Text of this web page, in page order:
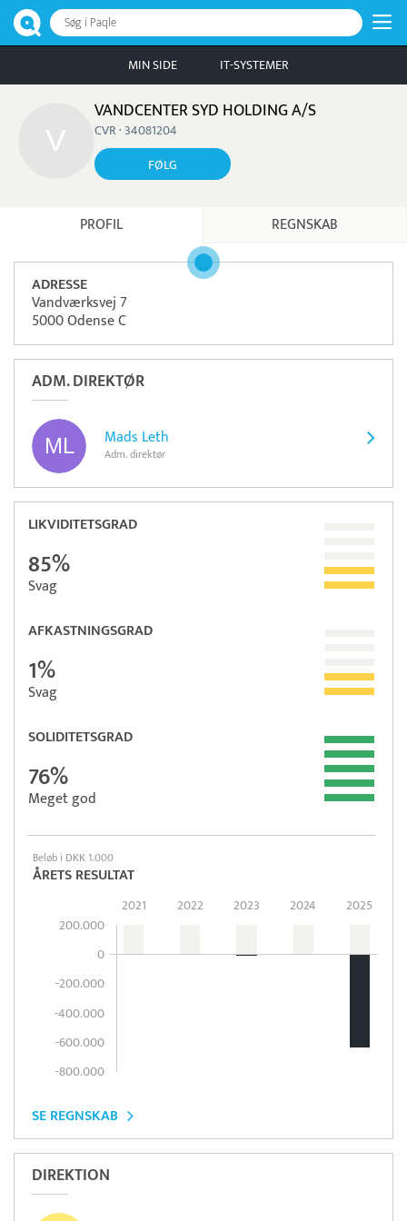
Søg i Paqle
MIN SIDE IT-SYSTEMER
VANDCENTER SYD HOLDING A/S
CVR · 34081204
FØLG
PROFIL REGNSKAB
ADRESSE
Vandværksvej 7
5000 Odense C
ADM. DIREKTØR
Mads Leth
Adm. direktør
LIKVIDITETSGRAD
85%
Svag
AFKASTNINGSGRAD
1%
Svag
SOLIDITETSGRAD
76%
Meget god
Beløb i DKK 1.000
ÅRETS RESULTAT
200.000
0
-200.000
-400.000
-600.000
-800.000
2021 2022 2023 2024 2025
SE REGNSKAB
DIREKTION